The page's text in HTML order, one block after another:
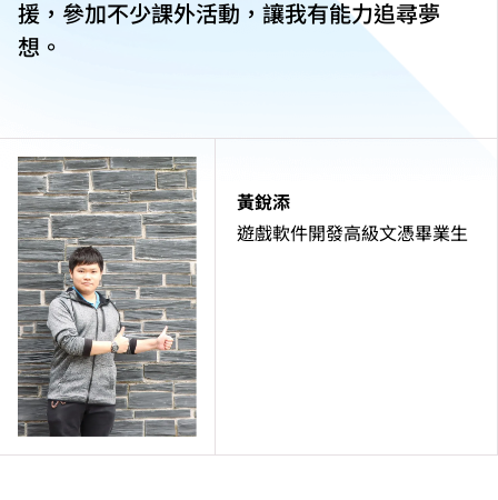
黃銳添
遊戲軟件開發高級文憑畢業生
援，參加不少課外活動，讓我有能力追尋夢
想。